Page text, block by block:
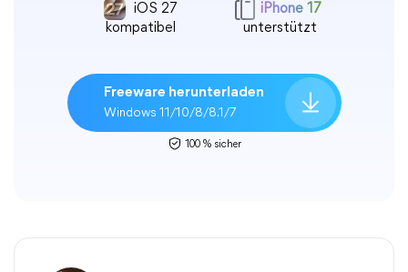
iOS 27
kompatibel
iPhone 17
unterstützt
Freeware herunterladen
Windows 11/10/8/8.1/7
100 % sicher